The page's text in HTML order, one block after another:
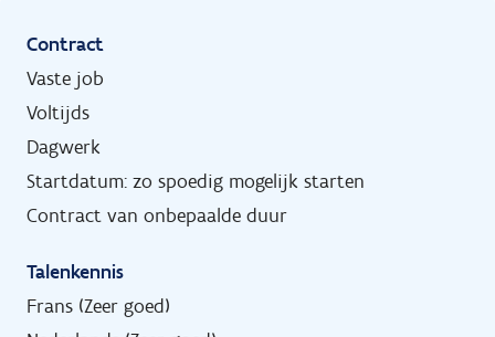
Contract
Vaste job
Voltijds
Dagwerk
Startdatum: zo spoedig mogelijk starten
Contract van onbepaalde duur
Talenkennis
Frans (Zeer goed)